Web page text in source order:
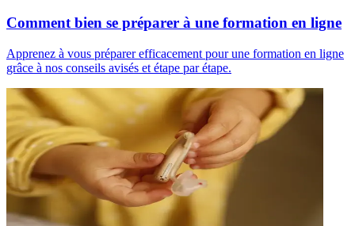
Comment bien se préparer à une formation en ligne
Apprenez à vous préparer efficacement pour une formation en ligne
grâce à nos conseils avisés et étape par étape.